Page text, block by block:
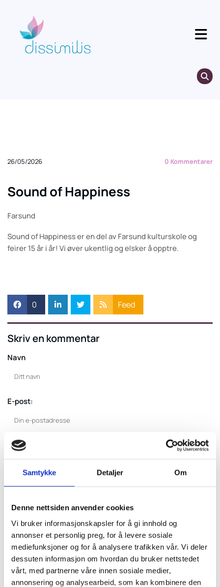
Samtykke Detaljer Om
Denne nettsiden anvender cookies
Vi bruker informasjonskapsler for å gi innhold og
annonser et personlig preg, for å levere sosiale
mediefunksjoner og for å analysere trafikken vår. Vi deler
dessuten informasjon om hvordan du bruker nettstedet
vårt, med partnerne våre innen sosiale medier,
annonsering og analysearbeid, som kan kombinere den
26/05/2026 0 Kommentarer
Sound of Happiness
Farsund
Sound of Happiness er en del av Farsund kulturskole og
feirer 15 år i år! Vi øver ukentlig og elsker å opptre.
0 Feed
Skriv en kommentar
Navn
E-post:
Kommentar